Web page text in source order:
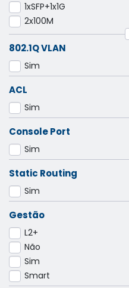
1xSFP+1x1G
2x100M
802.1Q VLAN
Sim
ACL
Sim
Console Port
Sim
Static Routing
Sim
Gestão
L2+
Não
Sim
Smart